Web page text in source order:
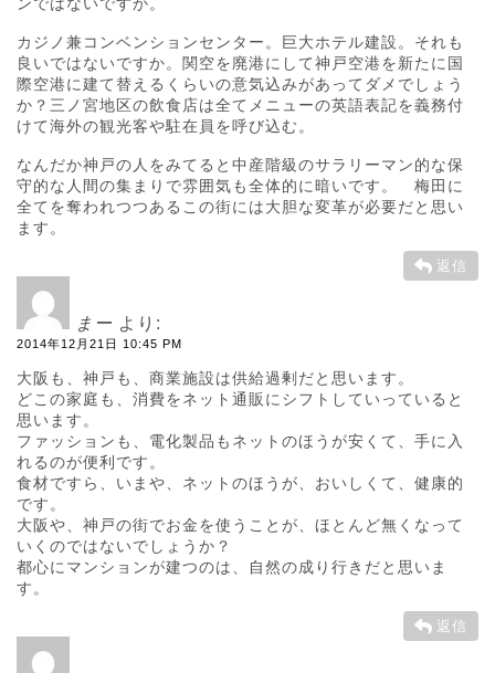
カジノ兼コンベンションセンター。巨大ホテル建設。それも
良いではないですか。関空を廃港にして神戸空港を新たに国
際空港に建て替えるくらいの意気込みがあってダメでしょう
か？三ノ宮地区の飲食店は全てメニューの英語表記を義務付
けて海外の観光客や駐在員を呼び込む。
なんだか神戸の人をみてると中産階級のサラリーマン的な保
守的な人間の集まりで雰囲気も全体的に暗いです。 梅田に
全てを奪われつつあるこの街には大胆な変革が必要だと思い
ます。
返信
まー より:
2014年12月21日 10:45 PM
大阪も、神戸も、商業施設は供給過剰だと思います。
どこの家庭も、消費をネット通販にシフトしていっていると
思います。
ファッションも、電化製品もネットのほうが安くて、手に入
れるのが便利です。
食材ですら、いまや、ネットのほうが、おいしくて、健康的
です。
大阪や、神戸の街でお金を使うことが、ほとんど無くなって
いくのではないでしょうか？
都心にマンションが建つのは、自然の成り行きだと思いま
す。
返信